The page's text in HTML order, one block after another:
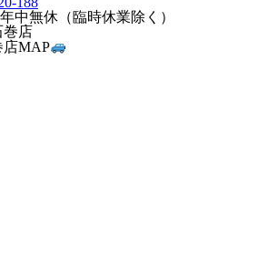
中無休（臨時休業除く）
巻店
店MAP